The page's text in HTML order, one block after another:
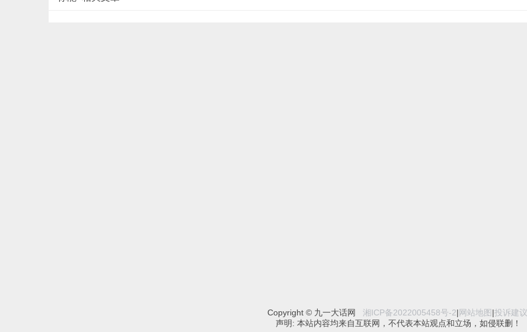
Copyright © 九一大话网 湘ICP备2022005458号-2|网站地图 |投诉建议
声明: 本站内容均来自互联网，不代表本站观点和立场，如侵联删！